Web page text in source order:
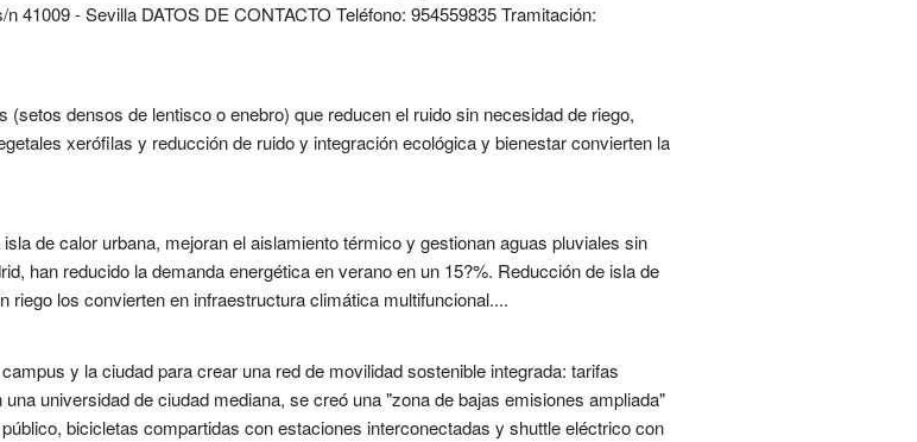
41009 - Sevilla DATOS DE CONTACTO Teléfono: 954559835 Tramitación:
densos de lentisco o enebro) que reducen el ruido sin necesidad de riego,
xerófilas y reducción de ruido y integración ecológica y bienestar convierten la
de calor urbana, mejoran el aislamiento térmico y gestionan aguas pluviales sin
han reducido la demanda energética en verano en un 15?%. Reducción de isla de
los convierten en infraestructura climática multifuncional....
y la ciudad para crear una red de movilidad sostenible integrada: tarifas
universidad de ciudad mediana, se creó una "zona de bajas emisiones ampliada"
bicicletas compartidas con estaciones interconectadas y shuttle eléctrico con